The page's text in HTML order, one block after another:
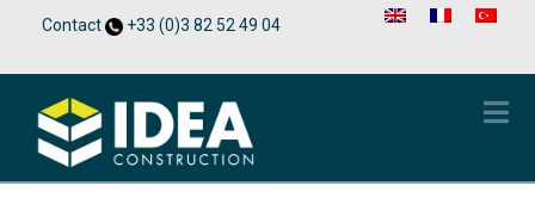
Contact +33 (0)3 82 52 49 04